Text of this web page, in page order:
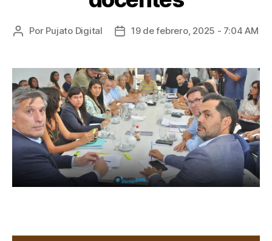
Por Pujato Digital 19 de febrero, 2025 - 7:04 AM